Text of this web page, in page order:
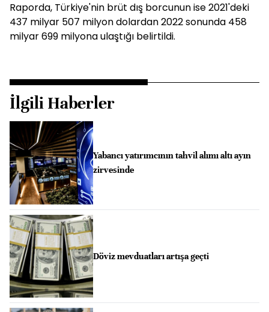
Raporda, Türkiye'nin brüt dış borcunun ise 2021'deki
437 milyar 507 milyon dolardan 2022 sonunda 458
milyar 699 milyona ulaştığı belirtildi.
İlgili Haberler
Yabancı yatırımcının tahvil alımı altı ayın
zirvesinde
Döviz mevduatları artışa geçti